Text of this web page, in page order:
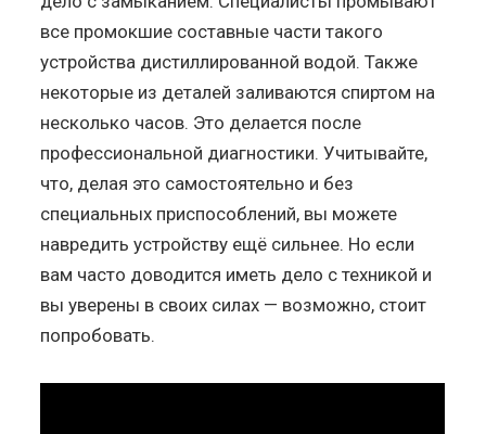
все промокшие составные части такого
устройства дистиллированной водой. Также
некоторые из деталей заливаются спиртом на
несколько часов. Это делается после
профессиональной диагностики. Учитывайте,
что, делая это самостоятельно и без
специальных приспособлений, вы можете
навредить устройству ещё сильнее. Но если
вам часто доводится иметь дело с техникой и
вы уверены в своих силах — возможно, стоит
попробовать.